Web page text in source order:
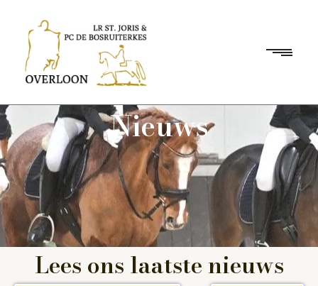
Nieuws
Lees ons laatste nieuws